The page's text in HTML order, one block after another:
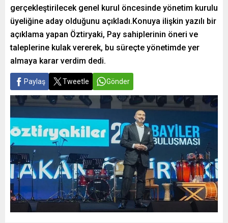
gerçekleştirilecek genel kurul öncesinde yönetim kurulu
üyeliğine aday olduğunu açıkladı.Konuya ilişkin yazılı bir
açıklama yapan Öztiryaki, Pay sahiplerinin öneri ve
taleplerine kulak vererek, bu süreçte yönetimde yer
almaya karar verdim dedi.
Paylaş Tweetle Gönder